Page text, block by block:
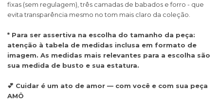
fixas (sem regulagem), três camadas de babados e forro - que
evita transparência mesmo no tom mais claro da coleção.
* Para ser assertiva na escolha do tamanho da peça:
atenção à tabela de medidas inclusa em formato de
imagem. As medidas mais relevantes para a escolha são
sua medida de busto e sua estatura.
💕 Cuidar é um ato de amor — com você e com sua peça
AMÔ